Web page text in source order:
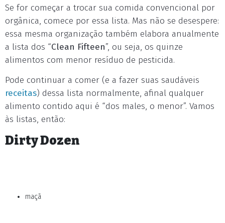
Se for começar a trocar sua comida convencional por
orgânica, comece por essa lista. Mas não se desespere:
essa mesma organização também elabora anualmente
a lista dos “Clean Fifteen”, ou seja, os quinze
alimentos com menor resíduo de pesticida.
Pode continuar a comer (e a fazer suas saudáveis
receitas) dessa lista normalmente, afinal qualquer
alimento contido aqui é “dos males, o menor”. Vamos
às listas, então:
Dirty Dozen
maçã